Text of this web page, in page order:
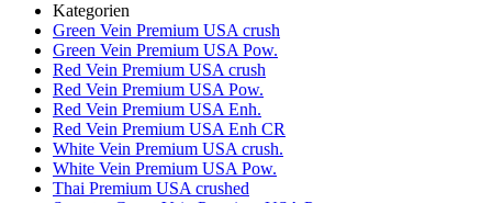
Kategorien
Green Vein Premium USA crush
Green Vein Premium USA Pow.
Red Vein Premium USA crush
Red Vein Premium USA Pow.
Red Vein Premium USA Enh.
Red Vein Premium USA Enh CR
White Vein Premium USA crush.
White Vein Premium USA Pow.
Thai Premium USA crushed